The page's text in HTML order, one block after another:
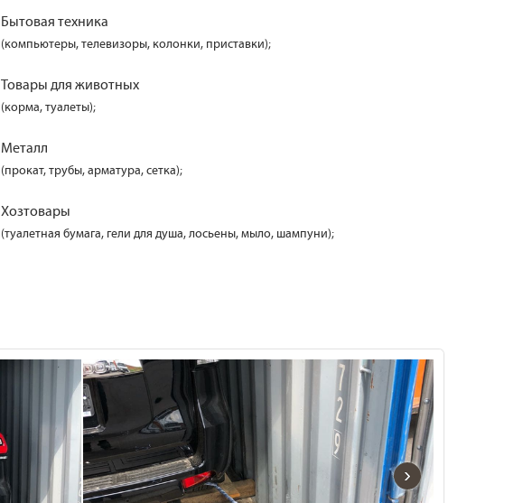
Бытовая техника
(компьютеры, телевизоры, колонки, приставки);
Товары для животных
(корма, туалеты);
Металл
(прокат, трубы, арматура, сетка);
Хозтовары
(туалетная бумага, гели для душа, лосьены, мыло, шампуни);
›